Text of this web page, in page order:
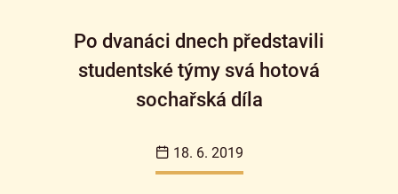
Po dvanáci dnech představili
studentské týmy svá hotová
sochařská díla
18. 6. 2019